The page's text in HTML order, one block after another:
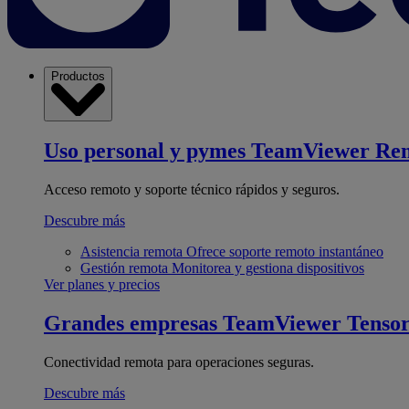
Productos
Uso personal y pymes TeamViewer
Acceso remoto y soporte técnico rápidos y seguros.
Descubre más
Asistencia remota Ofrece soporte remoto instantáneo
Gestión remota Monitorea y gestiona dispositivos
Ver planes y precios
Grandes empresas TeamViewer Tensor
Conectividad remota para operaciones seguras.
Descubre más